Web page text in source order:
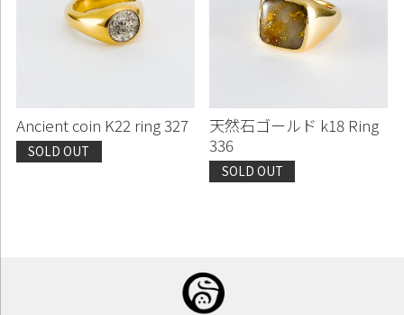
Ancient coin K22 ring 327
SOLD OUT
天然石ゴールド k18 Ring
336
SOLD OUT